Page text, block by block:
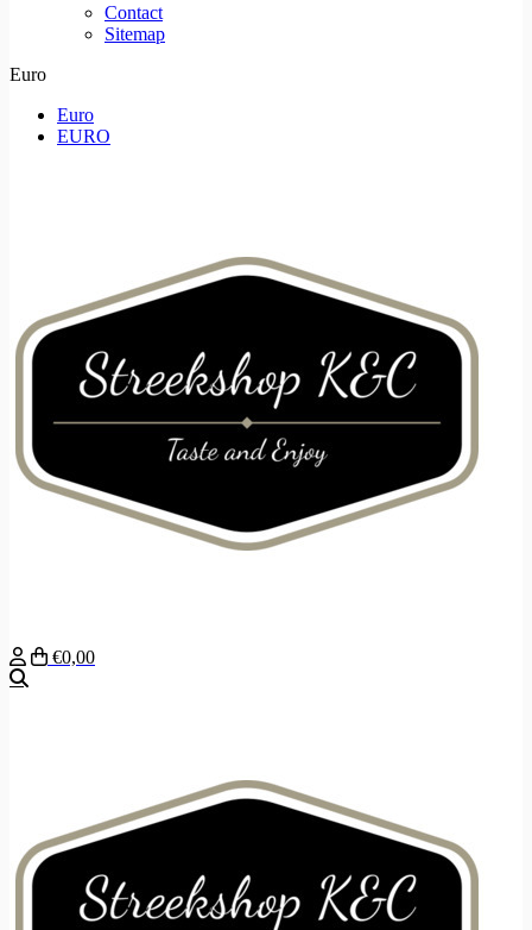
Contact
Sitemap
Euro
Euro
EURO
€0,00